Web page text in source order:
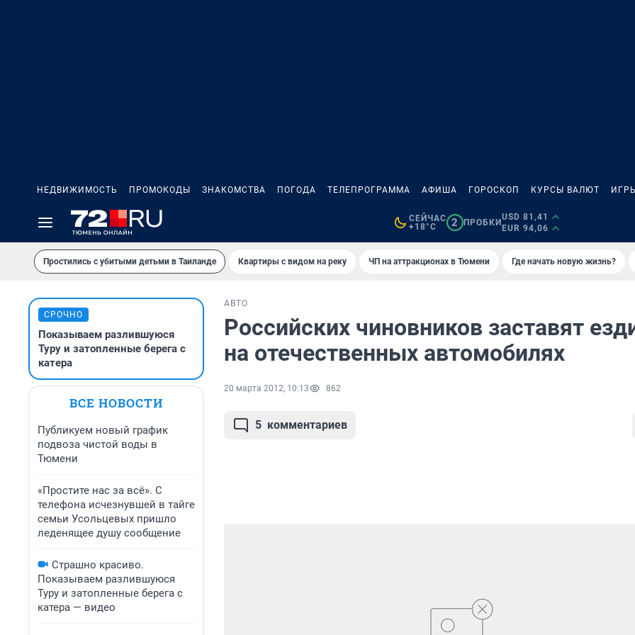
НЕДВИЖИМОСТЬ ПРОМОКОДЫ ЗНАКОМСТВА ПОГОДА ТЕЛЕПРОГРАММА АФИША ГОРОСКОП КУРСЫ ВАЛЮТ
СЕЙЧАС
+18°C
2 ПРОБКИ
USD 81,41
EUR 94,06
Простились с убитыми детьми в Таиланде Квартиры с видом на реку ЧП на аттракционах в Тюмени Где начать новую жизнь?
СРОЧНО
Показываем разлившуюся
Туру и затопленные берега с
катера
ВСЕ НОВОСТИ
Публикуем новый график
подвоза чистой воды в
Тюмени
«Простите нас за всё». С
телефона исчезнувшей в тайге
семьи Усольцевых пришло
леденящее душу сообщение
Страшно красиво.
Показываем разлившуюся
Туру и затопленные берега с
катера — видео
АВТО
Российских чиновников заставят
на отечественных автомобилях
20 марта 2012, 10:13 862
5 комментариев